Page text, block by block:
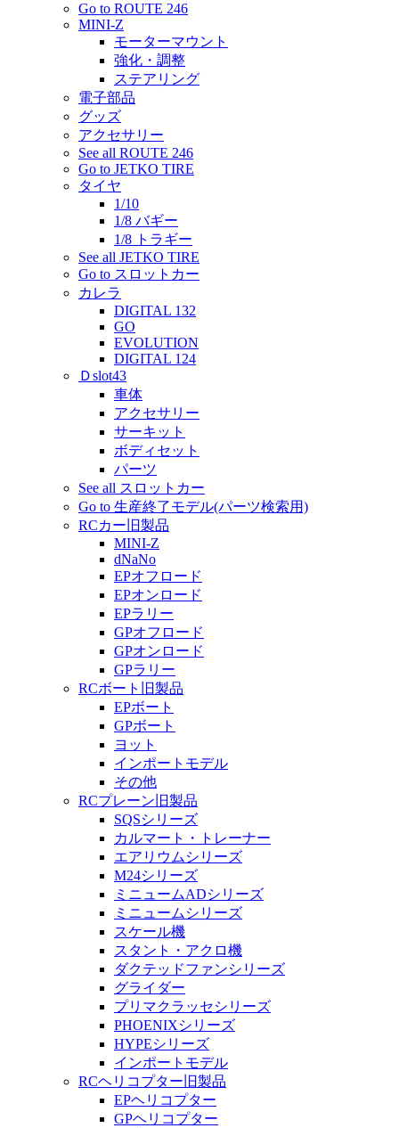
Go to ROUTE 246
MINI-Z
モーターマウント
強化・調整
ステアリング
電子部品
グッズ
アクセサリー
See all ROUTE 246
Go to JETKO TIRE
タイヤ
1/10
1/8 バギー
1/8 トラギー
See all JETKO TIRE
Go to スロットカー
カレラ
DIGITAL 132
GO
EVOLUTION
DIGITAL 124
Ｄslot43
車体
アクセサリー
サーキット
ボディセット
パーツ
See all スロットカー
Go to 生産終了モデル(パーツ検索用)
RCカー旧製品
MINI-Z
dNaNo
EPオフロード
EPオンロード
EPラリー
GPオフロード
GPオンロード
GPラリー
RCボート旧製品
EPボート
GPボート
ヨット
インポートモデル
その他
RCプレーン旧製品
SQSシリーズ
カルマート・トレーナー
エアリウムシリーズ
M24シリーズ
ミニュームADシリーズ
ミニュームシリーズ
スケール機
スタント・アクロ機
ダクテッドファンシリーズ
グライダー
プリマクラッセシリーズ
PHOENIXシリーズ
HYPEシリーズ
インポートモデル
RCヘリコプター旧製品
EPヘリコプター
GPヘリコプター